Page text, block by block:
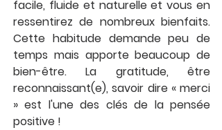
facile, fluide et naturelle et vous en
ressentirez de nombreux bienfaits.
Cette habitude demande peu de
temps mais apporte beaucoup de
bien-être. La gratitude, être
reconnaissant(e), savoir dire « merci
» est l'une des clés de la pensée
positive !